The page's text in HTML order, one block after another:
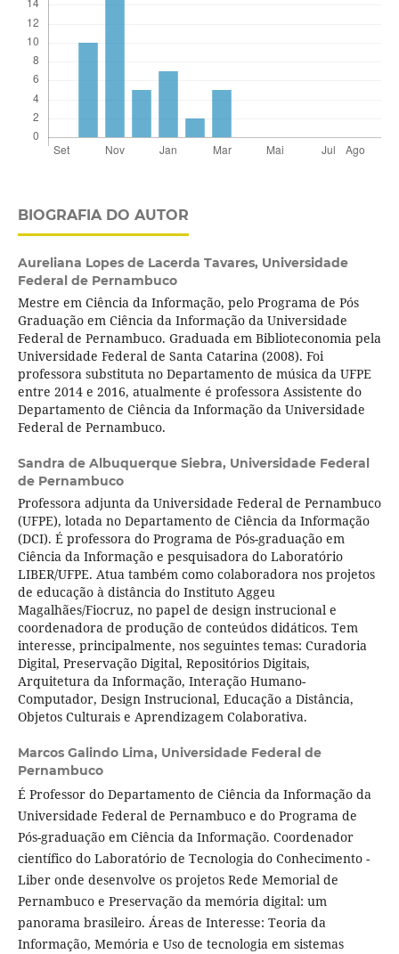
BIOGRAFIA DO AUTOR
Aureliana Lopes de Lacerda Tavares, Universidade
Federal de Pernambuco
Mestre em Ciência da Informação, pelo Programa de Pós
Graduação em Ciência da Informação da Universidade
Federal de Pernambuco. Graduada em Biblioteconomia pela
Universidade Federal de Santa Catarina (2008). Foi
professora substituta no Departamento de música da UFPE
entre 2014 e 2016, atualmente é professora Assistente do
Departamento de Ciência da Informação da Universidade
Federal de Pernambuco.
Sandra de Albuquerque Siebra, Universidade Federal
de Pernambuco
Professora adjunta da Universidade Federal de Pernambuco
(UFPE), lotada no Departamento de Ciência da Informação
(DCI). É professora do Programa de Pós-graduação em
Ciência da Informação e pesquisadora do Laboratório
LIBER/UFPE. Atua também como colaboradora nos projetos
de educação à distância do Instituto Aggeu
Magalhães/Fiocruz, no papel de design instrucional e
coordenadora de produção de conteúdos didáticos. Tem
interesse, principalmente, nos seguintes temas: Curadoria
Digital, Preservação Digital, Repositórios Digitais,
Arquitetura da Informação, Interação Humano-
Computador, Design Instrucional, Educação a Distância,
Objetos Culturais e Aprendizagem Colaborativa.
Marcos Galindo Lima, Universidade Federal de
Pernambuco
É Professor do Departamento de Ciência da Informação da
Universidade Federal de Pernambuco e do Programa de
Pós-graduação em Ciência da Informação. Coordenador
científico do Laboratório de Tecnologia do Conhecimento -
Liber onde desenvolve os projetos Rede Memorial de
Pernambuco e Preservação da memória digital: um
panorama brasileiro. Áreas de Interesse: Teoria da
Informação, Memória e Uso de tecnologia em sistemas